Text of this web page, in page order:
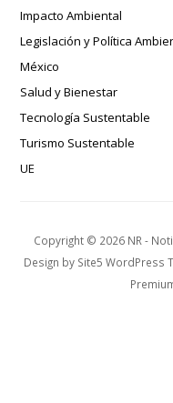
Impacto Ambiental
Legislación y Política
México
Salud y Bienestar
Tecnología Sustentable
Turismo Sustentable
UE
Copyright © 2026 NR -
Design by Site5 WordPress